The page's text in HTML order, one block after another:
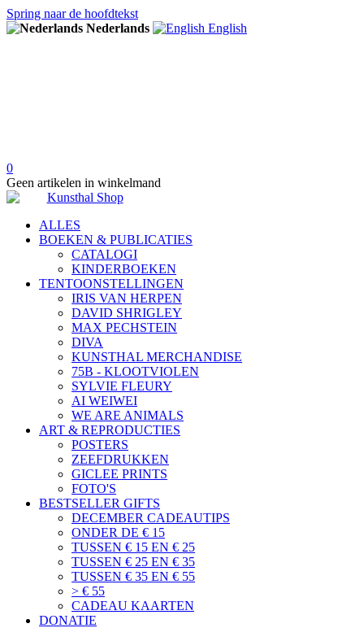
Spring naar de hoofdtekst
Nederlands
English
0
Geen artikelen in winkelmand
ALLES
BOEKEN & PUBLICATIES
CATALOGI
KINDERBOEKEN
TENTOONSTELLINGEN
IRIS VAN HERPEN
DAVID SHRIGLEY
MAX PECHSTEIN
DIVA
KUNSTHAL MERCHANDISE
75B - KLOOTVIOLEN
SYLVIE FLEURY
AI WEIWEI
WE ARE ANIMALS
ART & REPRODUCTIES
POSTERS
ZEEFDRUKKEN
GICLEE PRINTS
FOTO'S
BESTSELLER GIFTS
DECEMBER CADEAUTIPS
ONDER DE € 15
TUSSEN € 15 EN € 25
TUSSEN € 25 EN € 35
TUSSEN € 35 EN € 55
> € 55
CADEAU KAARTEN
DONATIE